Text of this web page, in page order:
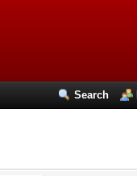
Search